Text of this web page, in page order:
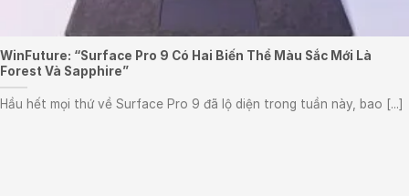
WinFuture: “Surface Pro 9 Có Hai Biến Thể Màu Sắc Mới Là
Forest Và Sapphire”
Hầu hết mọi thứ về Surface Pro 9 đã lộ diện trong tuần này, bao [...]